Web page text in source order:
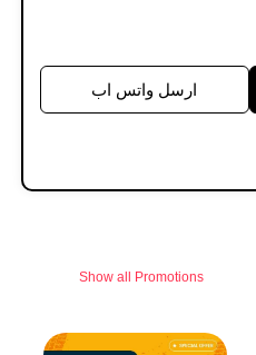
ارسل واتس اب
Show all Promotions